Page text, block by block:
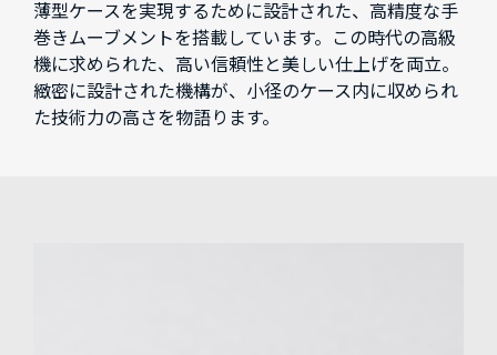
薄型ケースを実現するために設計された、高精度な手
巻きムーブメントを搭載しています。この時代の高級
機に求められた、高い信頼性と美しい仕上げを両立。
緻密に設計された機構が、小径のケース内に収められ
た技術力の高さを物語ります。